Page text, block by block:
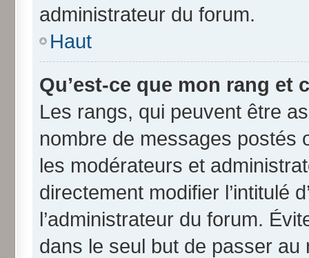
administrateur du forum.
Haut
Qu’est-ce que mon rang et
Les rangs, qui peuvent être
nombre de messages postés
les modérateurs et
directement modifier l’intitulé
l’administrateur du forum.
dans le seul but de passer